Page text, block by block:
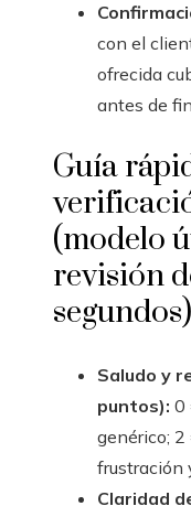
con el
ofrecida
antes de
Guía
(modelo
revisión
segundos)
Saludo y
puntos): 0
genérico; 2
frustración
Claridad